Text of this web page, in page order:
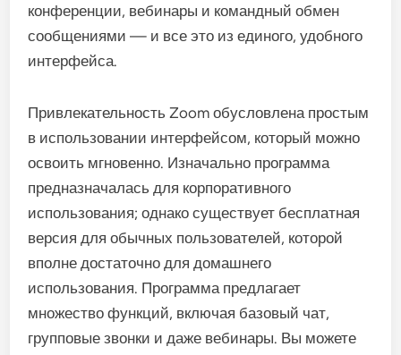
конференции, вебинары и командный обмен
сообщениями — и все это из единого, удобного
интерфейса.
Привлекательность Zoom обусловлена ​​простым
в использовании интерфейсом, который можно
освоить мгновенно. Изначально программа
предназначалась для корпоративного
использования; однако существует бесплатная
версия для обычных пользователей, которой
вполне достаточно для домашнего
использования. Программа предлагает
множество функций, включая базовый чат,
групповые звонки и даже вебинары. Вы можете